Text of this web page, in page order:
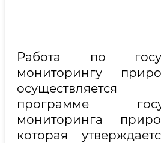
Работа по
мониторингу
программе
мониторинга
которая